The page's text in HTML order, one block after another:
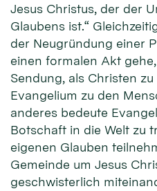
Jesus Christus, der der
Glaubens ist.“
der Neugründung einer
einen formalen Akt
Sendung, als Christen
Evangelium zu den
anderes bedeute
Botschaft in die Welt zu
eigenen Glauben
Gemeinde um Jesus
geschwisterlich